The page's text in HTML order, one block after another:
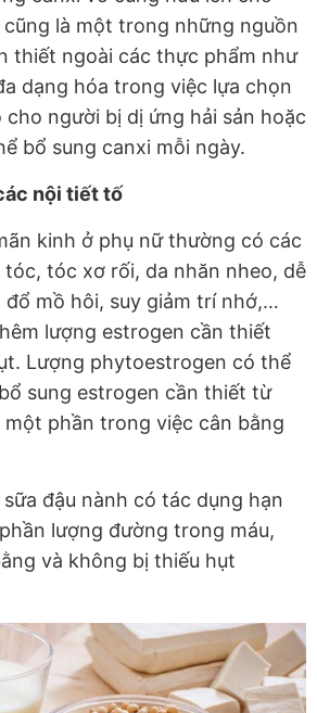
là một trong những nguồn
thiết ngoài các thực phẩm như
dạng hóa trong việc lựa chọn
cho người bị dị ứng hải sản hoặc
bổ sung canxi mỗi ngày.
nội tiết tố
kinh ở phụ nữ thường có các
tóc, tóc xơ rối, da nhăn nheo, dễ
đổ mồ hôi, suy giảm trí nhớ,…
lượng estrogen cần thiết
Lượng phytoestrogen có thể
sung estrogen cần thiết từ
phần trong việc cân bằng
đậu nành có tác dụng hạn
lượng đường trong máu,
và không bị thiếu hụt